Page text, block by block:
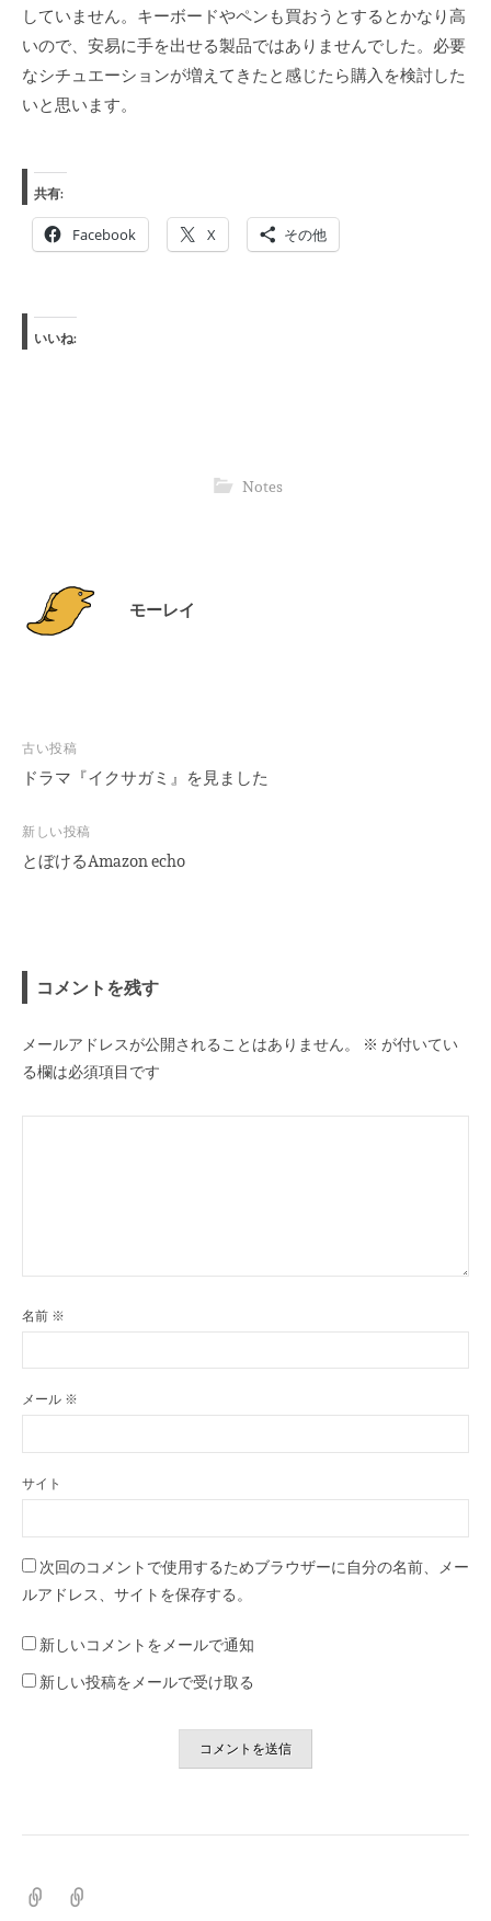
していません。キーボードやペンも買おうとするとかなり高
いので、安易に手を出せる製品ではありませんでした。必要
なシチュエーションが増えてきたと感じたら購入を検討した
いと思います。
共有:
Facebook X その他
いいね:
Notes
モーレイ
投
稿
ビ
ゲ
ン
古い投稿
ドラマ『イクサガミ』を見ました
新しい投稿
とぼけるAmazon echo
コメントを残す
メールアドレスが公開されることはありません。 ※ が付いてい
る欄は必須項目です
名前 ※
メール ※
サイト
次回のコメントで使用するためブラウザーに自分の名前、メー
ルアドレス、サイトを保存する。
新しいコメントをメールで通知
新しい投稿をメールで受け取る